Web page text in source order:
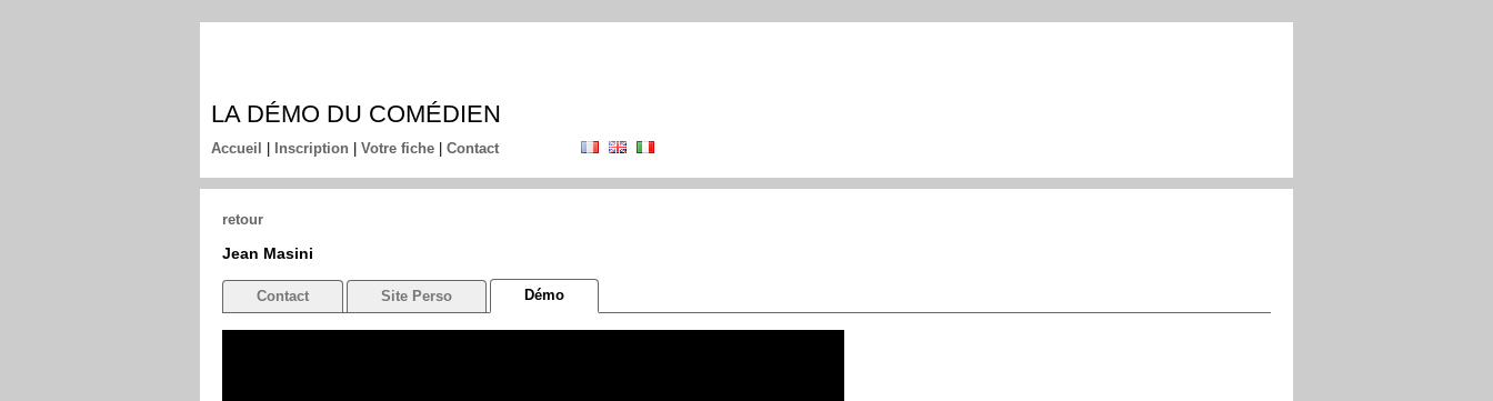
LA DÉMO DU COMÉDIEN
Accueil Inscription Votre fiche Contact
retour
Jean Masini
Contact Site Perso Démo